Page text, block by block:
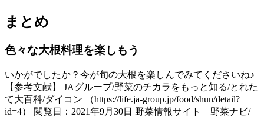
まとめ
色々な大根料理を楽しもう
いかがでしたか？今が旬の大根を楽しんでみてくださいね♪
【参考文献】 JAグループ/野菜のチカラをもっと知る/とれた
て大百科/ダイコン （https://life.ja-group.jp/food/shun/detail?
id=4） 閲覧日：2021年9月30日 野菜情報サイト 野菜ナビ/